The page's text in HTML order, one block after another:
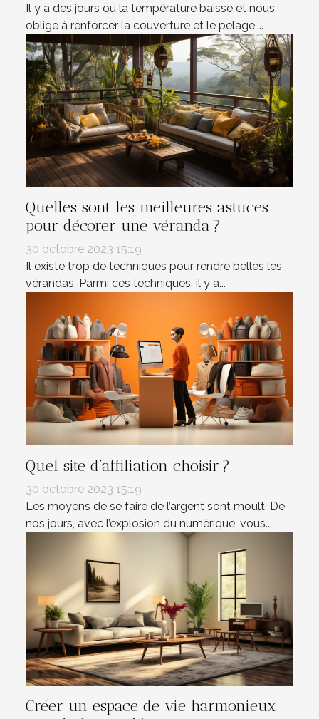
Il y a des jours où la température baisse et nous
oblige à renforcer la couverture et le pelage,...
Quelles sont les meilleures astuces
pour décorer une véranda ?
30 octobre 2023 15:19
Il existe trop de techniques pour rendre belles les
vérandas. Parmi ces techniques, il y a...
Quel site d’affiliation choisir ?
30 octobre 2023 15:19
Les moyens de se faire de l’argent sont moult. De
nos jours, avec l’explosion du numérique, vous...
Créer un espace de vie harmonieux